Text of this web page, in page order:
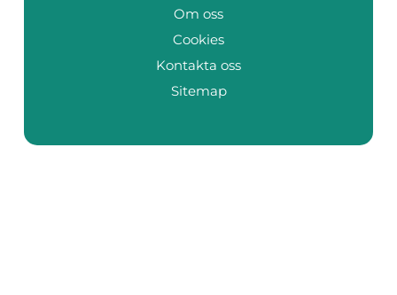
Om oss
Cookies
Kontakta oss
Sitemap